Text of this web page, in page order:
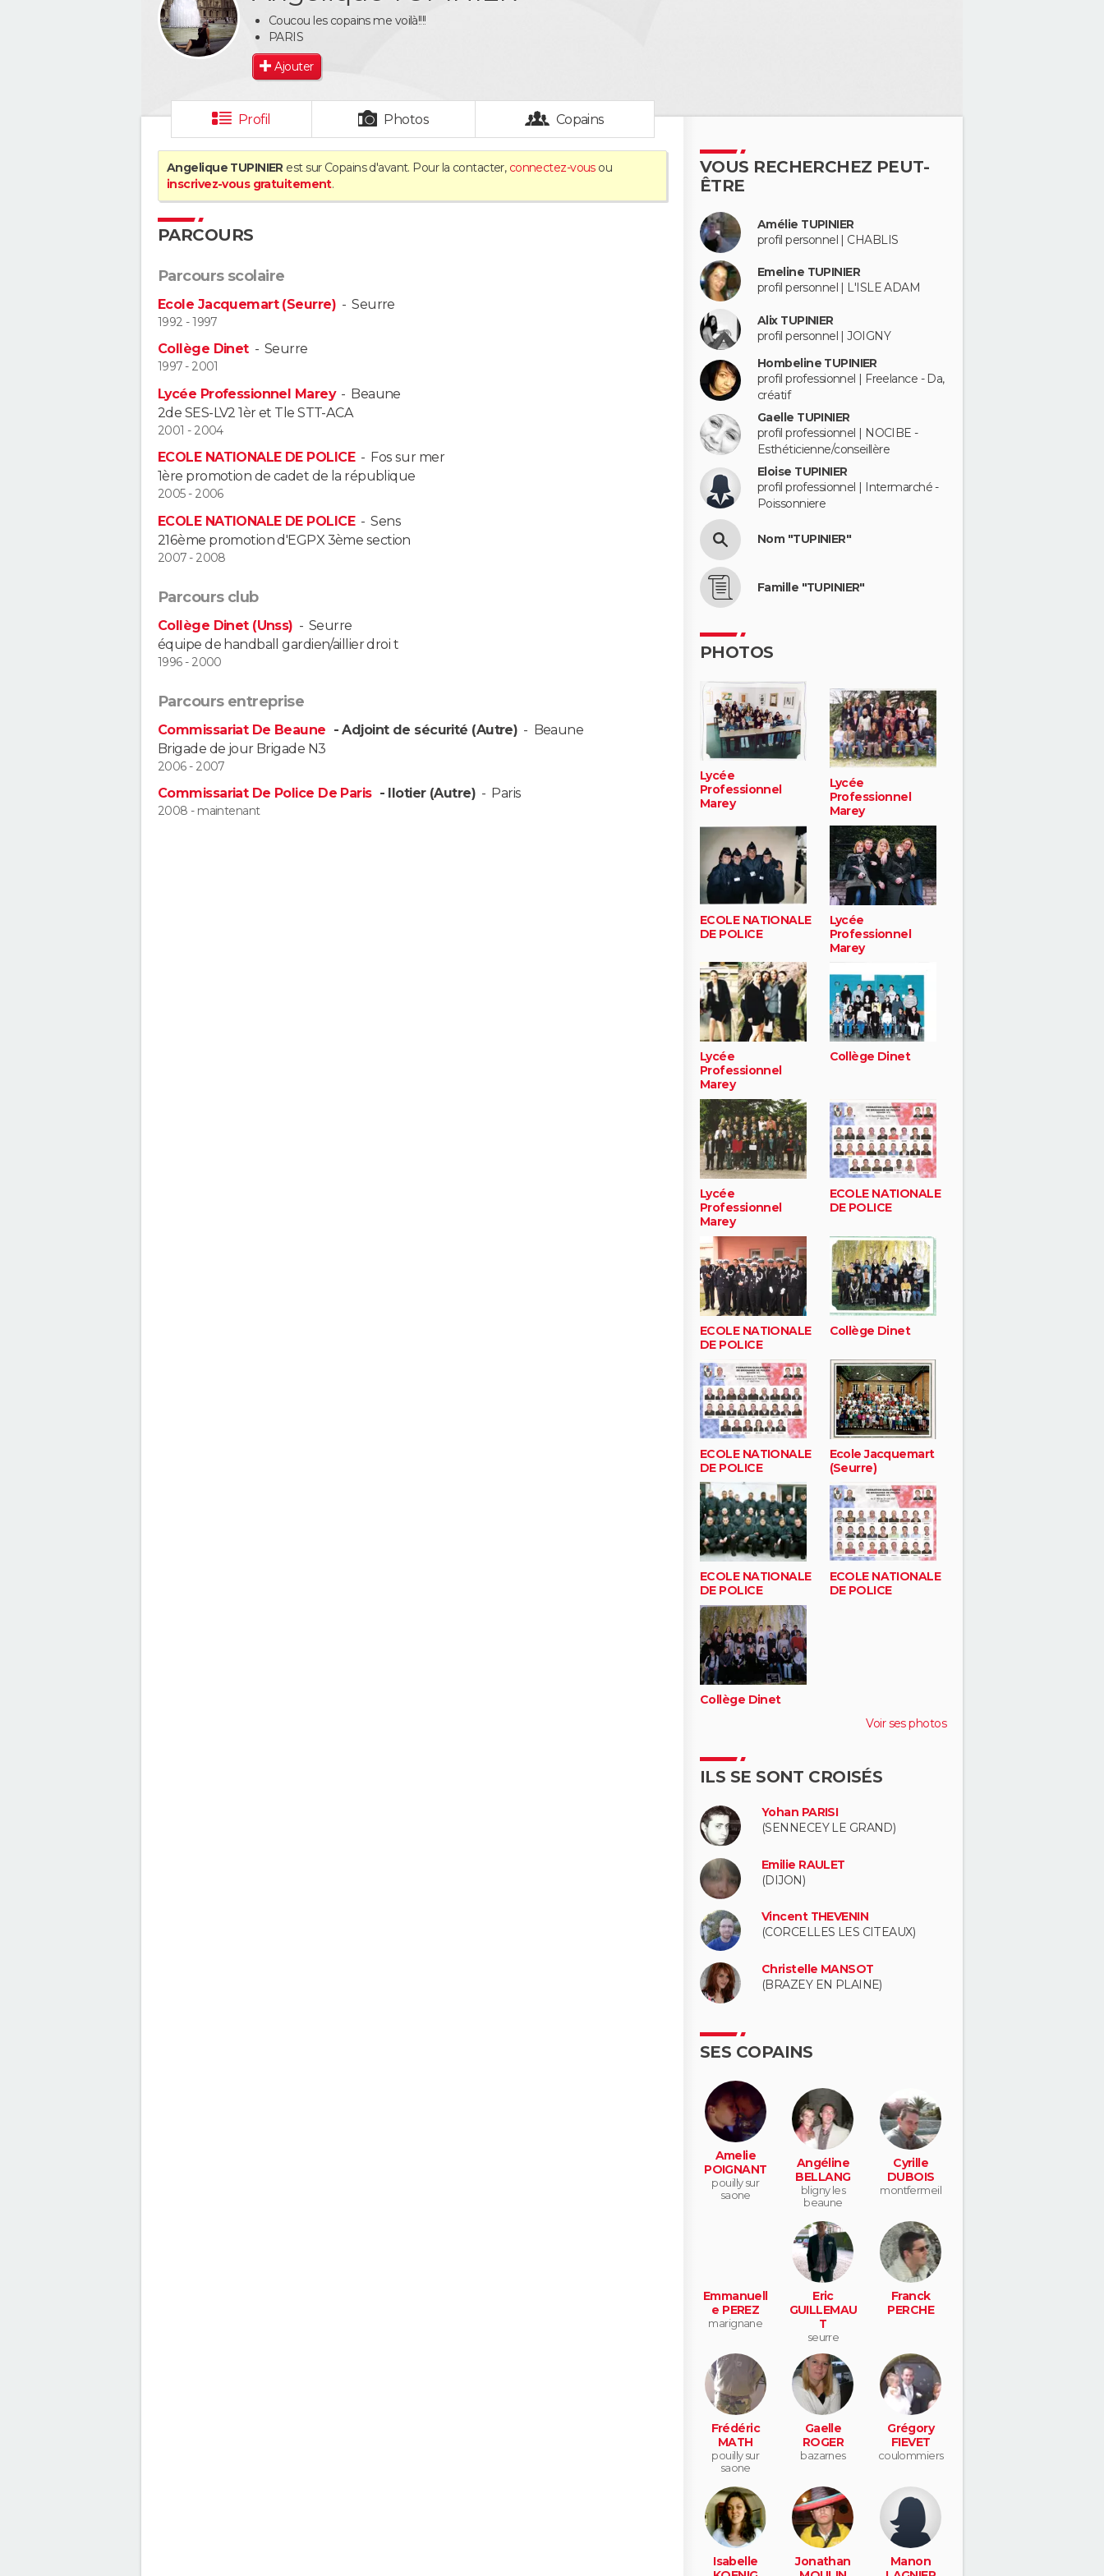
Coucou les copains me voilà!!!!
PARIS
Ajouter
Profil Photos Copains
Angelique TUPINIER est sur Copains d'avant. Pour la contacter, connectez-vousou
inscrivez-vous gratuitement.
PARCOURS
Parcours scolaire
Ecole Jacquemart (Seurre) -Seurre
1992 - 1997
Collège Dinet- Seurre
1997 - 2001
Lycée Professionnel Marey- Beaune
2de SES-LV2 1èr et Tle STT-ACA
2001 - 2004
ECOLE NATIONALE DE POLICE- Fos sur mer
1ère promotion de cadet de la république
2005 - 2006
ECOLE NATIONALE DE POLICE-Sens
216ème promotion d'EGPX 3ème section
2007 - 2008
Parcours club
Collège Dinet (Unss) -Seurre
équipe de handball gardien/aillier droi t
1996 - 2000
Parcours entreprise
Commissariat De Beaune - Adjoint de sécurité (Autre) - Beaune
Brigade de jour Brigade N3
2006 - 2007
Commissariat De Police De Paris - Ilotier (Autre) - Paris
2008 - maintenant
VOUS RECHERCHEZ PEUT-
ÊTRE
Amélie TUPINIER
profil personnel | CHABLIS
Emeline TUPINIER
profil personnel | L'ISLE ADAM
Alix TUPINIER
profil personnel | JOIGNY
Hombeline TUPINIER
profil professionnel | Freelance - Da,
créatif
Gaelle TUPINIER
profil professionnel | NOCIBE -
Esthéticienne/conseillère
Eloise TUPINIER
profil professionnel | Intermarché -
Poissonniere
Nom "TUPINIER"
Famille "TUPINIER"
PHOTOS
Lycée
Professionnel
Marey
Lycée
Professionnel
Marey
ECOLE NATIONALE
DE POLICE
Lycée
Professionnel
Marey
Lycée
Professionnel
Marey
Collège Dinet
Lycée
Professionnel
Marey
ECOLE NATIONALE
DE POLICE
ECOLE NATIONALE
DE POLICE
Collège Dinet
ECOLE NATIONALE
DE POLICE
Ecole Jacquemart
(Seurre)
ECOLE NATIONALE
DE POLICE
ECOLE NATIONALE
DE POLICE
Collège Dinet
Voir ses photos
ILS SE SONT CROISÉS
Yohan PARISI
(SENNECEY LE GRAND)
Emilie RAULET
(DIJON)
Vincent THEVENIN
(CORCELLES LES CITEAUX)
Christelle MANSOT
(BRAZEY EN PLAINE)
SES COPAINS
Amelie
POIGNANT
pouilly sur
saone
Angéline
BELLANG
bligny les
beaune
Cyrille
DUBOIS
montfermeil
Emmanuell
e PEREZ
marignane
Eric
GUILLEMAU
T
seurre
Franck
PERCHE
Frédéric
MATH
pouilly sur
saone
Gaelle
ROGER
bazarnes
Grégory
FIEVET
coulommiers
Isabelle
Jonathan
Manon